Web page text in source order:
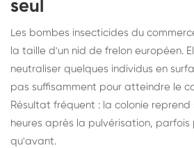
seul
Les bombes insecticides du
la taille d'un nid de frelon européen.
neutraliser quelques individus en
pas suffisamment pour atteindre le
Résultat fréquent : la colonie
heures après la pulvérisation, parfois
qu'avant.